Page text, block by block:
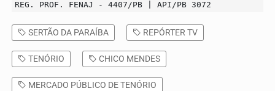
REG. PROF. FENAJ - 4407/PB | API/PB 3072
SERTÃO DA PARAÍBA REPÓRTER TV
TENÓRIO CHICO MENDES
MERCADO PÚBLICO DE TENÓRIO